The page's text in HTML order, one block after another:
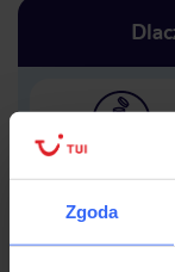
Zgoda
Lider niskich cen